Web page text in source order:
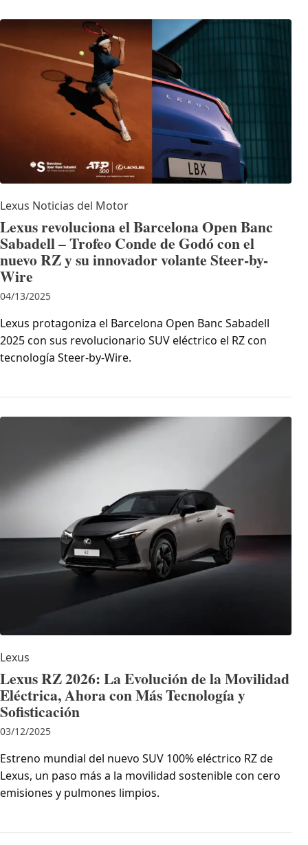
Lexus Noticias del Motor
Lexus revoluciona el Barcelona Open Banc
Sabadell – Trofeo Conde de Godó con el
nuevo RZ y su innovador volante Steer-by-
Wire
04/13/2025
Lexus protagoniza el Barcelona Open Banc Sabadell
2025 con sus revolucionario SUV eléctrico el RZ con
tecnología Steer-by-Wire.
Lexus
Lexus RZ 2026: La Evolución de la Movilidad
Eléctrica, Ahora con Más Tecnología y
Sofisticación
03/12/2025
Estreno mundial del nuevo SUV 100% eléctrico RZ de
Lexus, un paso más a la movilidad sostenible con cero
emisiones y pulmones limpios.